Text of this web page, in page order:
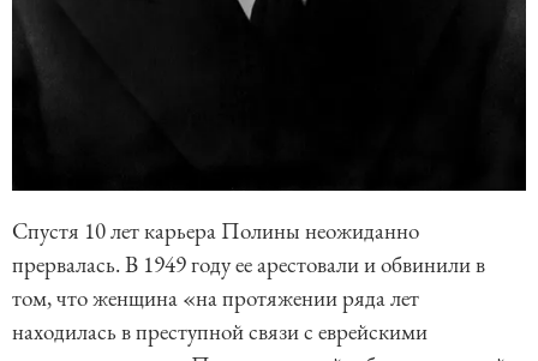
Спустя 10 лет карьера Полины неожиданно
прервалась. В 1949 году ее арестовали и обвинили в
том, что женщина «на протяжении ряда лет
находилась в преступной связи с еврейскими